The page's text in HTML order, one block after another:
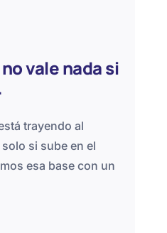
vale nada si
trayendo al
si sube en el
esa base con un